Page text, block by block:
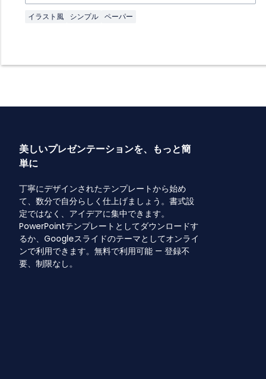
イラスト風 シンプル ペーパー
美しいプレゼンテーションを、もっと簡
単に
丁寧にデザインされたテンプレートから始め
て、数分で自分らしく仕上げましょう。書式設
定ではなく、アイデアに集中できます。
PowerPointテンプレートとしてダウンロードす
るか、Googleスライドのテーマとしてオンライ
ンで利用できます。無料で利用可能 — 登録不
要、制限なし。